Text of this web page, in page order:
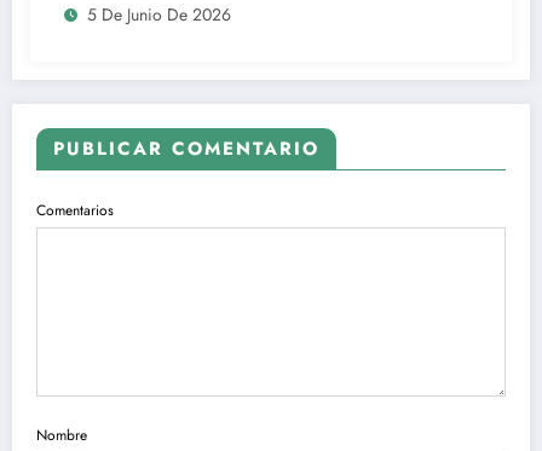
5 De Junio De 2026
PUBLICAR COMENTARIO
Comentarios
Nombre